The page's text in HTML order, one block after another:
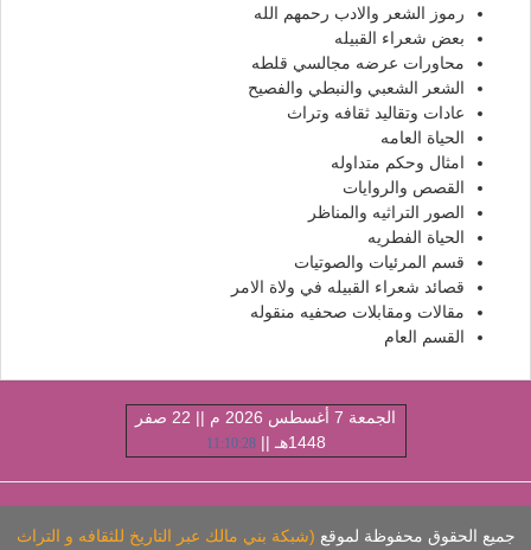
رموز الشعر والادب رحمهم الله
بعض شعراء القبيله
محاورات عرضه مجالسي قلطه
الشعر الشعبي والنبطي والفصيح
عادات وتقاليد ثقافه وتراث
الحياة العامه
امثال وحكم متداوله
القصص والروايات
الصور التراثيه والمناظر
الحياة الفطريه
قسم المرئيات والصوتيات
قصائد شعراء القبيله في ولاة الامر
مقالات ومقابلات صحفيه منقوله
القسم العام
الجمعة 7 أغسطس 2026 م || 22 صفر
1448هـ ||
11:10:29
الحقوق محفوظة لموقع(شبكة بني مالك عبر التاريخ للثقافه و التراث